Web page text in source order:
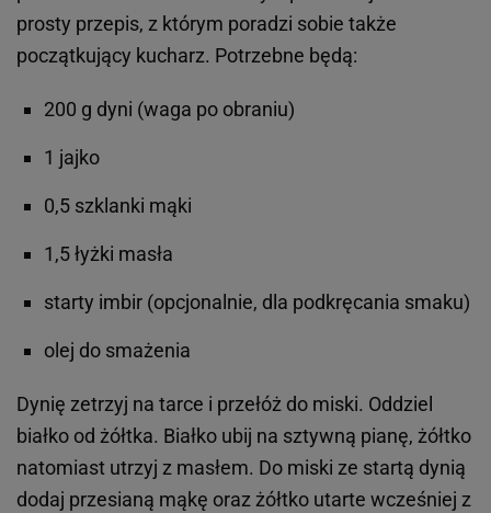
prosty przepis, z którym poradzi sobie także
początkujący kucharz. Potrzebne będą:
200 g dyni (waga po obraniu)
1 jajko
0,5 szklanki mąki
1,5 łyżki masła
starty imbir (opcjonalnie, dla podkręcania smaku)
olej do smażenia
Dynię zetrzyj na tarce i przełóż do miski. Oddziel
białko od żółtka. Białko ubij na sztywną pianę, żółtko
natomiast utrzyj z masłem. Do miski ze startą dynią
dodaj przesianą mąkę oraz żółtko utarte wcześniej z